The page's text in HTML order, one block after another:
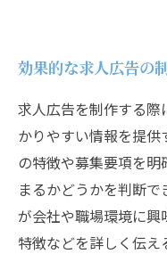
効果的な求人広告の
求人広告を制作する際
かりやすい情報を提供
の特徴や募集要項を
まるかどうかを判断
が会社や職場環境に興
特徴などを詳しく伝え